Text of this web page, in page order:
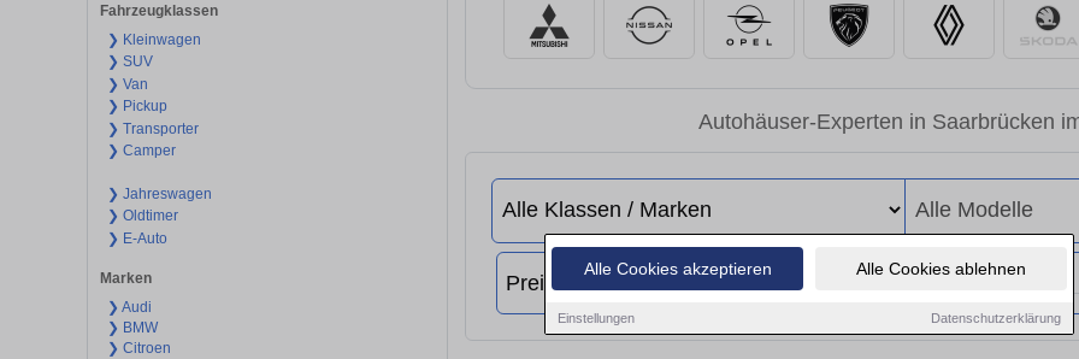
Alle Cookies akzeptieren Alle Cookies ablehnen
Einstellungen Datenschutzerklärung
Fahrzeugklassen
❯ Kleinwagen
❯ SUV
❯ Van
❯ Pickup
❯ Transporter
❯ Camper
❯ Jahreswagen
❯ Oldtimer
❯ E-Auto
Marken
❯ Audi
❯ BMW
❯ Citroen
Autohäuser-Experten in Saarbrücken